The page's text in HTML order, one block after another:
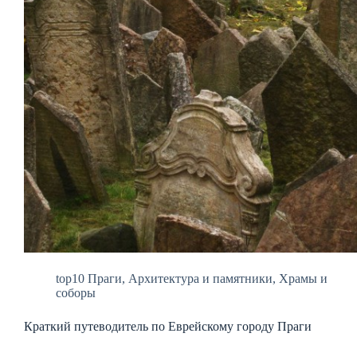
top10 Праги, Архитектура и памятники, Храмы и
соборы
Краткий путеводитель по Еврейскому городу Праги